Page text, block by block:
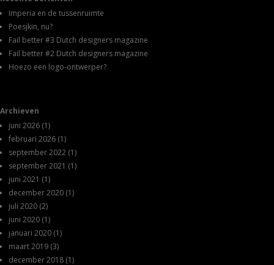
Imperia en de tussenruimte
Poesjkin, nu?
Fail better #3 Dutch designers magazine
Fail better #2 Dutch designers magazine
Hoezo een logo-ontwerper?
Archieven
juni 2026 (1)
februari 2026 (1)
september 2022 (1)
september 2021 (1)
juni 2021 (1)
december 2020 (1)
juli 2020 (2)
juni 2020 (1)
januari 2020 (1)
maart 2019 (3)
december 2018 (1)